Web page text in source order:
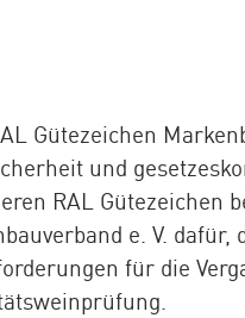
Gütezeichen
und
RAL Gütezeichen
e. V.
für die